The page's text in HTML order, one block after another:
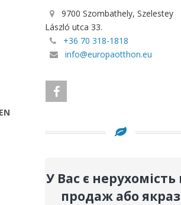
9700 Szombathely, Szelestey
László utca 33.
+36 70 318-1818
info@europaotthon.eu
У Вас є нерухомість
продаж або якраз